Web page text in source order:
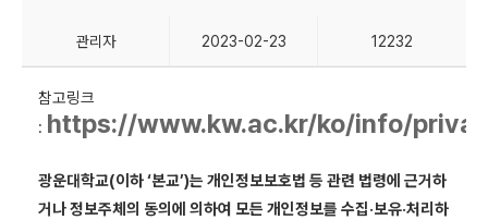
관리자 2023-02-23 12232
참고링크
: https://www.kw.ac.kr/ko/info/
광운대학교(이하 ‘본교’)는 개인정보보호법 등 관련 법령에 근거하
거나 정보주체의 동의에 의하여 모든 개인정보를 수집·보유·처리하